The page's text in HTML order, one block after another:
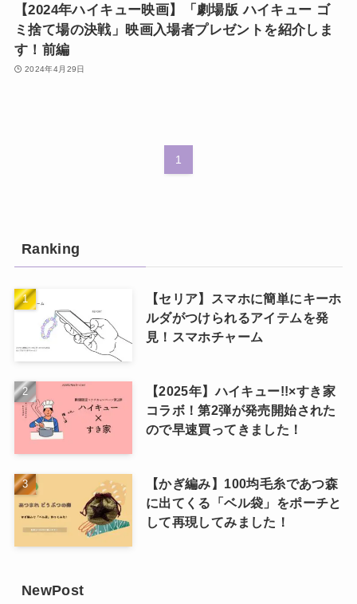
【2024年ハイキュー映画】「劇場版 ハイキュー ゴ
ミ捨て場の決戦」映画入場者プレゼントを紹介しま
す！前編
2024年4月29日
1
Ranking
【セリア】スマホに簡単にキーホ
ルダがつけられるアイテムを発
見！スマホチャーム
【2025年】ハイキュー!!×すき家
コラボ！第2弾が発売開始された
ので早速買ってきました！
【かぎ編み】100均毛糸であつ森
に出てくる「ベル袋」をポーチと
して再現してみました！
NewPost